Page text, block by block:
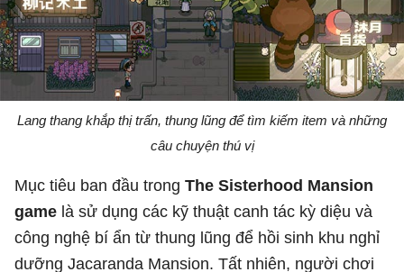
Lang thang khắp thị trấn, thung lũng để tìm kiếm item và những
câu chuyện thú vị
Mục tiêu ban đầu trong The Sisterhood Mansion
game là sử dụng các kỹ thuật canh tác kỳ diệu và
công nghệ bí ẩn từ thung lũng để hồi sinh khu nghỉ
dưỡng Jacaranda Mansion. Tất nhiên, người chơi